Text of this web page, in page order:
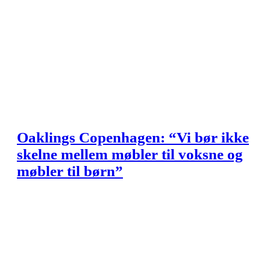
Oaklings Copenhagen: “Vi bør ikke
skelne mellem møbler til voksne og
møbler til børn”